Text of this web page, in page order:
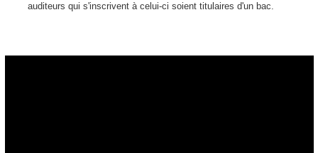
auditeurs qui s'inscrivent à celui-ci soient titulaires d'un bac.